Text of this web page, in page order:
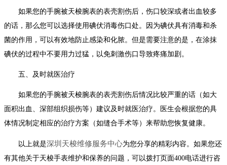
如果您的手腕被天梭腕表的表壳割伤后，伤口较深或者出血较多
的话，那么您可以选择使用碘伏消毒伤口处。因为碘伏具有消毒和杀
菌的作用，可以有效地防止感染和化脓。但是需要注意的是，在涂抹
碘伏的过程中不要用力过猛，以免刺激伤口导致疼痛加剧。
五、及时就医治疗
如果您的手腕被天梭腕表的表壳割伤后情况比较严重的话（如大
面积出血、深部组织损伤等）建议及时就医治疗。医生会根据您的具
体情况制定相应的治疗方案（如缝合手术等）来帮助您恢复健康。
以上就是深圳天梭维修服务中心为您分享的精彩内容。如果您还
有其他关于天梭手表维护和保养的问题，可以拨打页面400电话进行咨